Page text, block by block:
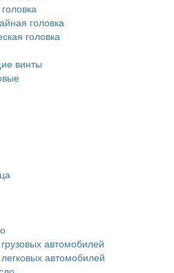
головка
головка
винты
автомобилей
автомобилей